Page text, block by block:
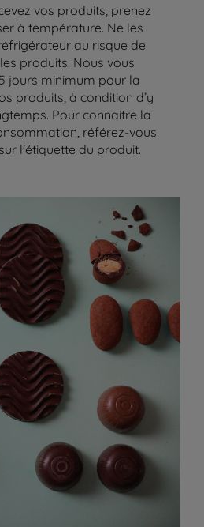
vos produits, prenez
à température. Ne les
au risque de
produits. Nous vous
jours minimum pour la
produits, à condition d’y
Pour connaitre la
référez-vous
l'étiquette du produit.